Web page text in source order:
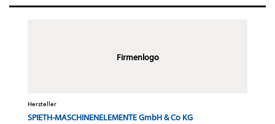
Firmenlogo
Hersteller
SPIETH-MASCHINENELEMENTE GmbH & Co KG